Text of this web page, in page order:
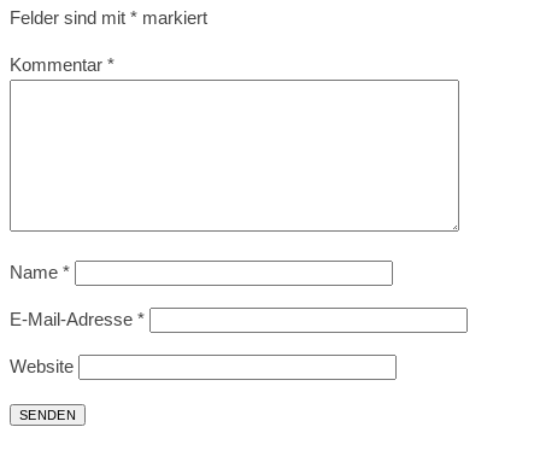
Felder sind mit * markiert
Kommentar *
Name *
E-Mail-Adresse *
Website